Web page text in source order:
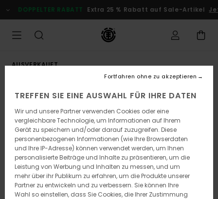
zur
Produktinformation
DOPPELTER RABATT Extra 25 % Rabatt auf Sale-Artikel
AUSVERKAUFT
TREFFEN SIE EINE AUSWAHL FÜR IHRE DATEN
Wir und unsere Partner verwenden Cookies oder eine
vergleichbare Technologie, um Informationen auf Ihrem
Gerät zu speichern und/oder darauf zuzugreifen. Diese
personenbezogenen Informationen (wie Ihre Browserdaten
und Ihre IP-Adresse) können verwendet werden, um Ihnen
personalisierte Beiträge und Inhalte zu präsentieren, um die
Leistung von Werbung und Inhalten zu messen, und um
mehr über ihr Publikum zu erfahren, um die Produkte unserer
Partner zu entwickeln und zu verbessern. Sie können Ihre
Wahl so einstellen, dass Sie Cookies, die Ihrer Zustimmung
Fortfahren ohne zu akzeptieren